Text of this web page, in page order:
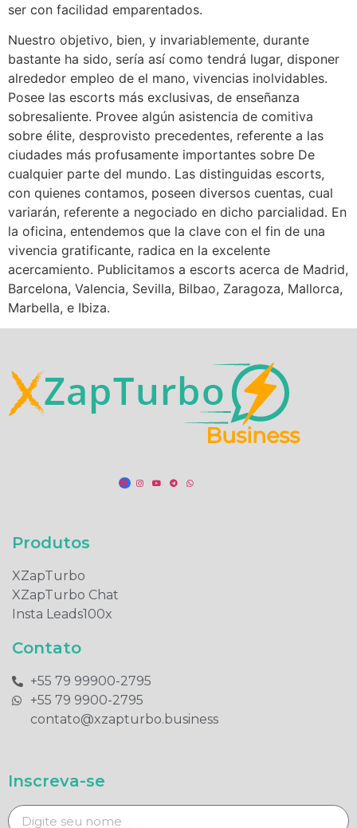
ser con facilidad emparentados.
Nuestro objetivo, bien, y invariablemente, durante
bastante ha sido, serí­a así­ como tendrá lugar, disponer
alrededor empleo de el mano, vivencias inolvidables.
Posee las escorts más exclusivas, de enseñanza
sobresaliente. Provee algún asistencia de comitiva
sobre élite, desprovisto precedentes, referente a las
ciudades más profusamente importantes sobre De
cualquier parte del mundo. Las distinguidas escorts,
con quienes contamos, poseen diversos cuentas, cual
variarán, referente a negociado en dicho parcialidad. En
la oficina, entendemos que la clave con el fin de una
vivencia gratificante, radica en la excelente
acercamiento. Publicitamos a escorts acerca de Madrid,
Barcelona, Valencia, Sevilla, Bilbao, Zaragoza, Mallorca,
Marbella, e Ibiza.
Produtos​
XZapTurbo
XZapTurbo Chat
Insta Leads100x
Contato
+55 79 99900-2795​
+55 79 9900-2795​
contato@xzapturbo.business
Inscreva-se